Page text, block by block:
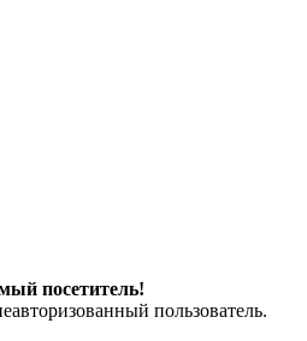
посетитель!
пользователь.